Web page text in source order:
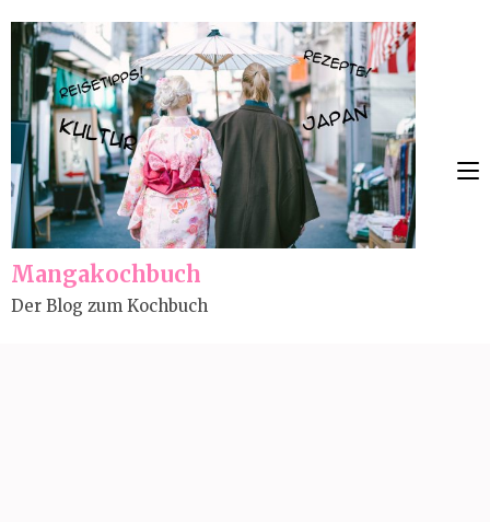
content
(Press
Enter)
Mangakochbuch
Der Blog zum Kochbuch